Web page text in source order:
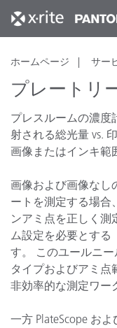
ホームページ サー
プレートリ
プレスルームの濃度
射される総光量 vs.
画像またはインキ範
画像および画像なし
ートを測定する場合
ンアミ点を正しく測
ム設定を必要とする
す。 このユールニ
タイプおよびアミ点
非効率的な測定ワー
一方 PlateScope お